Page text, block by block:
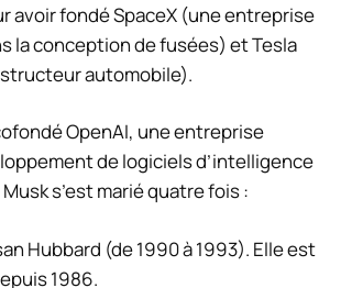
avoir fondé SpaceX (une entreprise
la conception de fusées) et Tesla
automobile).
OpenAI, une entreprise
de logiciels d’intelligence
s’est marié quatre fois :
Hubbard (de 1990 à 1993). Elle est
1986.